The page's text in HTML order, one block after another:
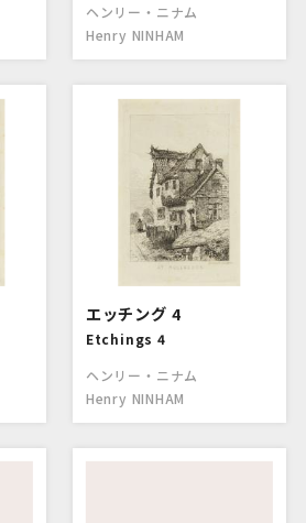
ヘンリー・ニナム
Henry NINHAM
エッチング 4
Etchings 4
ヘンリー・ニナム
Henry NINHAM